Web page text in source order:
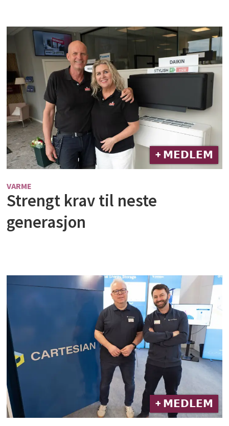
+ 𝗠𝗘𝗗𝗟𝗘𝗠
VARME
Strengt krav til neste
generasjon
+ 𝗠𝗘𝗗𝗟𝗘𝗠